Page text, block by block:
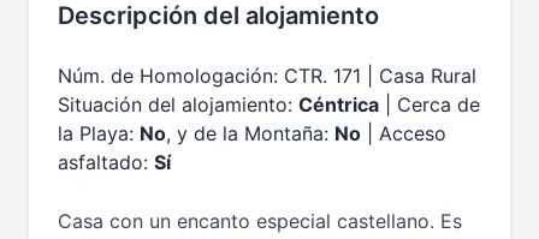
Descripción del alojamiento
Núm. de Homologación: CTR. 171 | Casa Rural
Situación del alojamiento: Céntrica | Cerca de
la Playa: No, y de la Montaña: No | Acceso
asfaltado: Sí
Casa con un encanto especial castellano. Es